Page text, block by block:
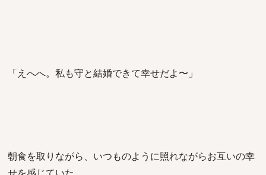
「えへへ。私も守と結婚できて幸せだよ〜」
朝食を取りながら、いつものように照れながらお互いの幸